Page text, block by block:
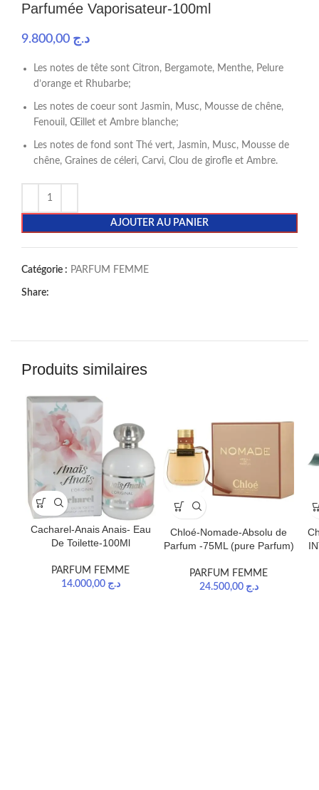
Parfumée Vaporisateur-100ml
د.ج
Les notes de tête sont Citron, Bergamote, Menthe, Pelure
d’orange et Rhubarbe;
Les notes de coeur sont Jasmin, Musc, Mousse de chêne,
Fenouil, Œillet et Ambre blanche;
Les notes de fond sont Thé vert, Jasmin, Musc, Mousse de
chêne, Graines de céleri, Carvi, Clou de girofle et Ambre.
AJOUTER AU PANIER
Catégorie : PARFUM FEMME
Share:
Produits similaires
Cacharel-Anais Anais- Eau
De Toilette-100Ml
PARFUM FEMME
د.ج 14.000,00
Chloé-Nomade-Absolu de
Parfum -75ML (pure Parfum)
PARFUM FEMME
د.ج 24.500,00